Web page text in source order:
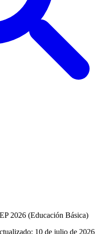
2026 (Educación Básica)
10 de julio de 2026